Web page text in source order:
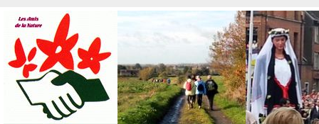
au
contenu
-
Aller
au
menu